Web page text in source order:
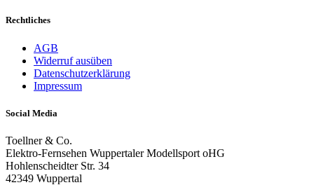
Rechtliches
AGB
Widerruf ausüben
Datenschutzerklärung
Impressum
Social Media
Toellner & Co.
Elektro-Fernsehen Wuppertaler Modellsport oHG
Hohlenscheidter Str. 34
42349 Wuppertal